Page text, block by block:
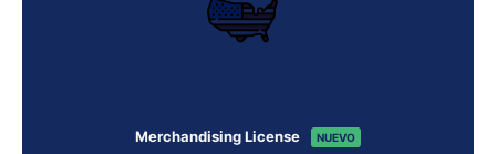
Merchandising License NUEVO